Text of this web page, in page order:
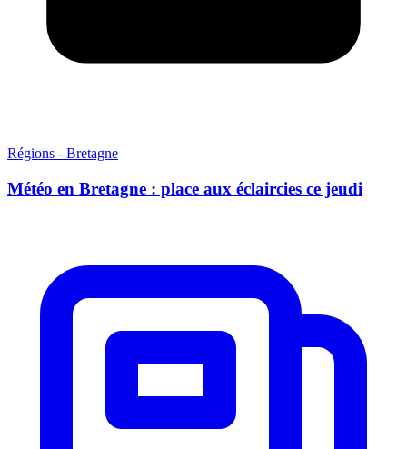
Régions - Bretagne
Météo en Bretagne : place aux éclaircies ce jeudi